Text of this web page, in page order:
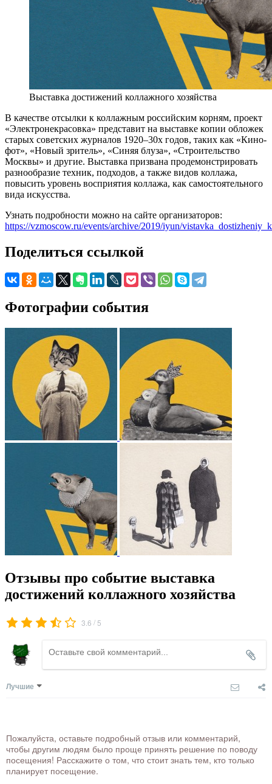
Выставка достижений коллажного хозяйства
В качестве отсылки к коллажным российским корням, проект
«Электронекрасовка» представит на выставке копии обложек
старых советских журналов 1920–30х годов, таких как «Кино-
фот», «Новый зритель», «Синяя блуза», «Строительство
Москвы» и другие. Выставка призвана продемонстрировать
разнообразие техник, подходов, а также видов коллажа,
повысить уровень восприятия коллажа, как самостоятельного
вида искусства.
Узнать подробности можно на сайте организаторов:
https://vzmoscow.ru/events/archive/2019/iyun/
Поделиться ссылкой
Фотографии события
Отзывы про событие выставка
достижений коллажного хозяйства
3.6 / 5
Лучшие
Пожалуйста, оставьте подробный отзыв или комментарий,
чтобы другим людям было проще принять решение по поводу
посещения! Расскажите о том, что стоит знать тем, кто только
планирует посещение.